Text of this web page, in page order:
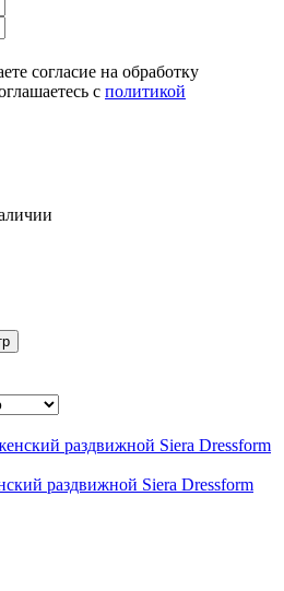
согласие на обработку
с политикой
раздвижной Siera Dressform